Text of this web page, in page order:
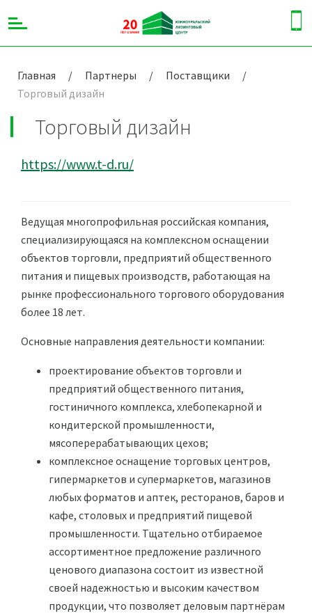
Главная / Партнеры / Поставщики
/
Торговый дизайн
Торговый дизайн
https://www.t-d.ru/
Ведущая многопрофильная российская компания,
специализирующаяся на комплексном оснащении
объектов торговли, предприятий общественного
питания и пищевых производств, работающая на
рынке профессионального торгового оборудования
более 18 лет.
Основные направления деятельности компании:
проектирование объектов торговли и
предприятий общественного питания,
гостиничного комплекса, хлебопекарной и
кондитерской промышленности,
мясоперерабатывающих цехов;
комплексное оснащение торговых центров,
гипермаркетов и супермаркетов, магазинов
любых форматов и аптек, ресторанов, баров и
кафе, столовых и предприятий пищевой
промышленности. Тщательно отбираемое
ассортиментное предложение различного
ценового диапазона состоит из известной
своей надежностью и высоким качеством
продукции, что позволяет деловым партнёрам